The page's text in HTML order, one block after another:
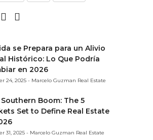
se Prepara para un Alivio
Histórico: Lo Que Podría
en 2026
24, 2025 - Marcelo Guzman Real Estate
Boom: The 5
Set to Define Real Estate
31, 2025 - Marcelo Guzman Real Estate